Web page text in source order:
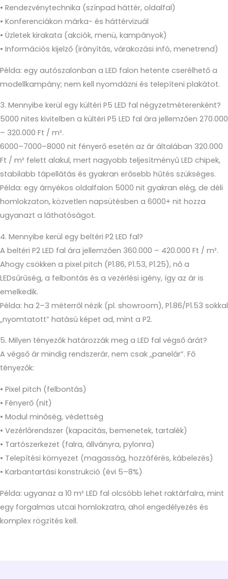
• Rendezvénytechnika (színpad háttér, oldalfal)
• Konferenciákon márka- és háttérvizuál
• Üzletek kirakata (akciók, menü, kampányok)
• Információs kijelző (irányítás, várakozási infó, menetrend)
Példa: egy autószalonban a LED falon hetente cserélhető a
modellkampány; nem kell nyomdázni és telepíteni plakátot.
3. Mennyibe kerül egy kültéri P5 LED fal négyzetméterenként?
5000 nites kivitelben a kültéri P5 LED fal ára jellemzően 270.000
– 320.000 Ft / m².
6000–7000–8000 nit fényerő esetén az ár általában 320.000
Ft / m² felett alakul, mert nagyobb teljesítményű LED chipek,
stabilabb tápellátás és gyakran erősebb hűtés szükséges.
Példa: egy árnyékos oldalfalon 5000 nit gyakran elég, de déli
homlokzaton, közvetlen napsütésben a 6000+ nit hozza
ugyanazt a láthatóságot.
4. Mennyibe kerül egy beltéri P2 LED fal?
A beltéri P2 LED fal ára jellemzően 360.000 – 420.000 Ft / m².
Ahogy csökken a pixel pitch (P1.86, P1.53, P1.25), nő a
LEDsűrűség, a felbontás és a vezérlési igény, így az ár is
emelkedik.
Példa: ha 2–3 méterről nézik (pl. showroom), P1.86/P1.53 sokkal
„nyomtatott” hatású képet ad, mint a P2.
5. Milyen tényezők határozzák meg a LED fal végső árát?
A végső ár mindig rendszerár, nem csak „panelár”. Fő
tényezők:
• Pixel pitch (felbontás)
• Fényerő (nit)
• Modul minőség, védettség
• Vezérlőrendszer (kapacitás, bemenetek, tartalék)
• Tartószerkezet (falra, állványra, pylonra)
• Telepítési környezet (magasság, hozzáférés, kábelezés)
• Karbantartási konstrukció (évi 5–8%)
Példa: ugyanaz a 10 m² LED fal olcsóbb lehet raktárfalra, mint
egy forgalmas utcai homlokzatra, ahol engedélyezés és
komplex rögzítés kell.